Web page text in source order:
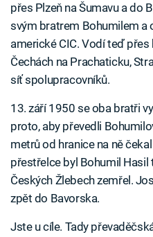
přes Plzeň na Šumavu a do
svým bratrem Bohumilem a
americké CIC. Vodí teď
Čechách na Prachaticku,
síť spolupracovníků.
13. září 1950 se oba bratři
proto, aby převedli
metrů od hranice na ně
přestřelce byl Bohumil Hasil
Českých Žlebech zemřel.
zpět do Bavorska.
Jste u cíle. Tady